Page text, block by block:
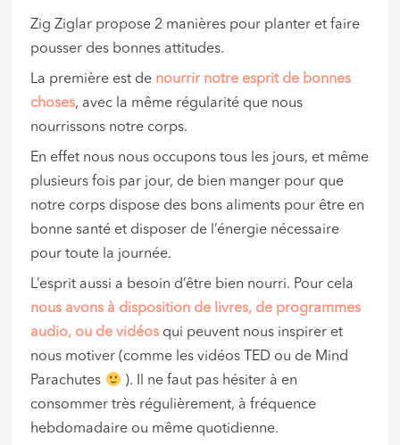
Zig Ziglar propose 2 manières pour planter et faire
pousser des bonnes attitudes.
La première est de nourrir notre esprit de bonnes
choses, avec la même régularité que nous
nourrissons notre corps.
En effet nous nous occupons tous les jours, et même
plusieurs fois par jour, de bien manger pour que
notre corps dispose des bons aliments pour être en
bonne santé et disposer de l’énergie nécessaire
pour toute la journée.
L’esprit aussi a besoin d’être bien nourri. Pour cela
nous avons à disposition de livres, de programmes
audio, ou de vidéos qui peuvent nous inspirer et
nous motiver (comme les vidéos TED ou de Mind
Parachutes
). Il ne faut pas hésiter à en
consommer très régulièrement, à fréquence
hebdomadaire ou même quotidienne.